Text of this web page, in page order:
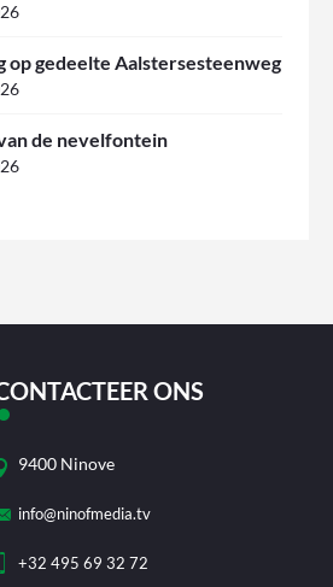
op gedeelte Aalstersesteenweg
de nevelfontein
ONS
9400 Ninove
info@ninofmedia.tv
+32 495 69 32 72